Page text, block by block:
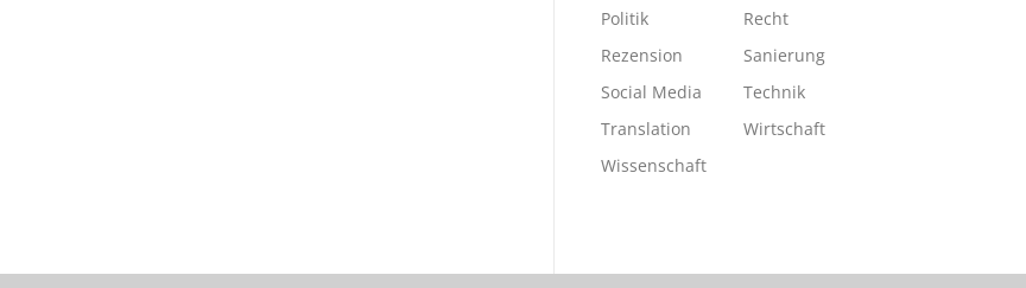
Politik
Recht
Rezension
Sanierung
Social Media
Technik
Translation
Wirtschaft
Wissenschaft